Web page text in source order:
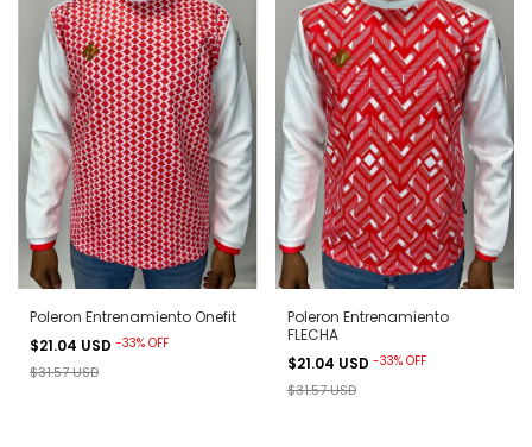
Poleron Entrenamiento Onefit
$21.04 USD -33% OFF
$31.57 USD
Poleron Entrenamiento
FLECHA
$21.04 USD -33% OFF
$31.57 USD